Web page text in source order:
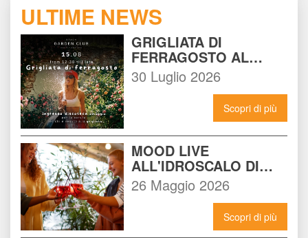
ULTIME NEWS
GRIGLIATA DI
FERRAGOSTO AL
BEACH GARDEN CLUB
MILANO: LA FESTA DA
NON PERDERE DEL 15
30 Luglio 2026
Scopri di più
MOOD LIVE
ALL'IDROSCALO DI
MILANO: IL LOCALE
CHE DEVI CONOSCERE
26 Maggio 2026
Scopri di più